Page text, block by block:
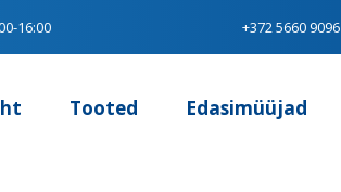
16:00 +372 5660 9096
Tooted Edasimüüjad